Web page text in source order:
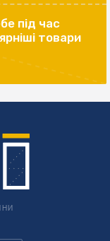
під час
товари